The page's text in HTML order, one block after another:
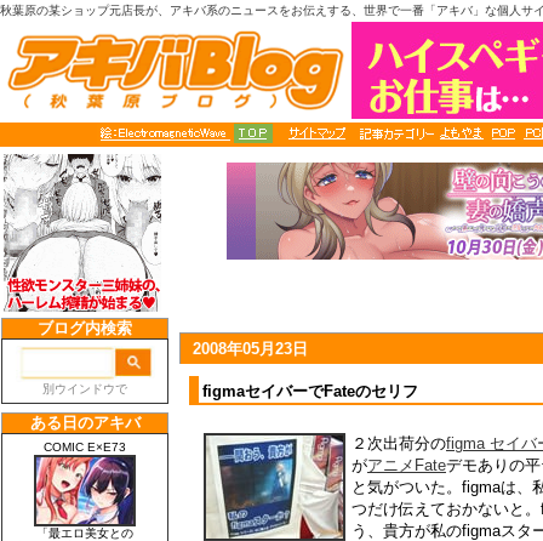
秋葉原の某ショップ元店長が、アキバ系のニュースをお伝えする、世界で一番「アキバ」な個人サ
2008年05月23日
figmaセイバーでFateのセリフ
２次出荷分のfigma セイバ
がアニメFateデモありの
と気がついた。figmaは、
つだけ伝えておかないと
う、貴方が私のfigmaスタ